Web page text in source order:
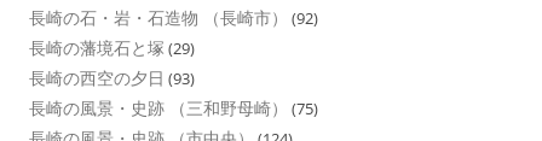
長崎の石・岩・石造物 （長崎市） (92)
長崎の藩境石と塚 (29)
長崎の西空の夕日 (93)
長崎の風景・史跡 （三和野母崎） (75)